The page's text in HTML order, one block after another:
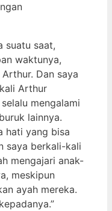
suatu saat,
waktunya,
Dan saya
Arthur
mengalami
lainnya.
hati yang bisa
saya berkali-kali
mengajari anak-
meskipun
ayah mereka.